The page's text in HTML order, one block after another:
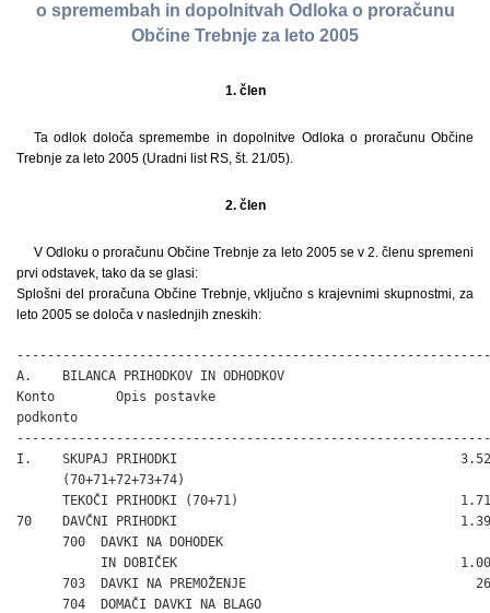
o spremembah in dopolnitvah Odloka o proračunu
Občine Trebnje za leto 2005
1. člen
Ta odlok določa spremembe in dopolnitve Odloka o proračunu Občine
Trebnje za leto 2005 (Uradni list RS, št. 21/05).
2. člen
V Odloku o proračunu Občine Trebnje za leto 2005 se v 2. členu spremeni
prvi odstavek, tako da se glasi:
Splošni del proračuna Občine Trebnje, vključno s krajevnimi skupnostmi, za
leto 2005 se določa v naslednjih zneskih:
A.    BILANCA PRIHODKOV IN ODHODKOV
Konto        Opis postavke
podkonto
I.    SKUPAJ PRIHODKI
      (70+71+72+73+74)
TEKOČI PRIHODKI (70+71)
70    DAVČNI PRIHODKI
      700  DAVKI NA DOHODEK
IN DOBIČEK
703  DAVKI NA PREMOŽENJE
      704  DOMAČI DAVKI NA BLAGO